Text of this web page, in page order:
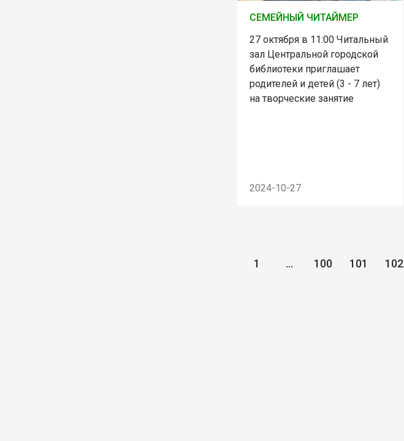
СЕМЕЙНЫЙ ЧИТАЙМЕР
27 октября в 11:00 Читальный
зал Центральной городской
библиотеки приглашает
родителей и детей (3 - 7 лет)
на творческие занятие
2024-10-27
1
... 100 101 102